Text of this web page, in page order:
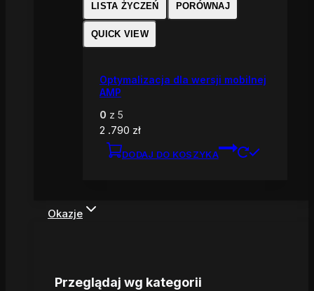
LISTA ŻYCZEŃ PORÓWNAJ
QUICK VIEW
Optymalizacja dla wersji mobilnej
AMP
0 z 5
2 .790 zł
DODAJ DO KOSZYKA
Okazje
Przeglądaj wg kategorii